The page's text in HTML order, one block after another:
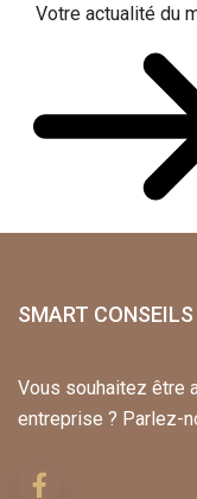
Votre actualité du
SMART CONSEILS
Vous souhaitez être
entreprise ? Parlez-